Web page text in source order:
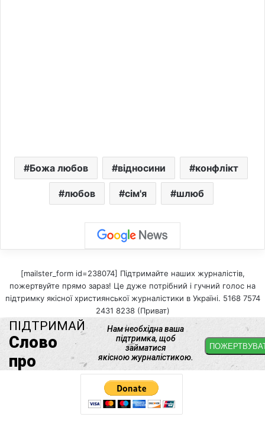
Божа любов відносини конфлікт
любов сім'я шлюб
[mailster_form id=238074] Підтримайте наших журналістів,
пожертвуйте прямо зараз! Це дуже потрібний і гучний голос на
підтримку якісної християнської журналістики в Україні. 5168 7574
2431 8238 (Приват)